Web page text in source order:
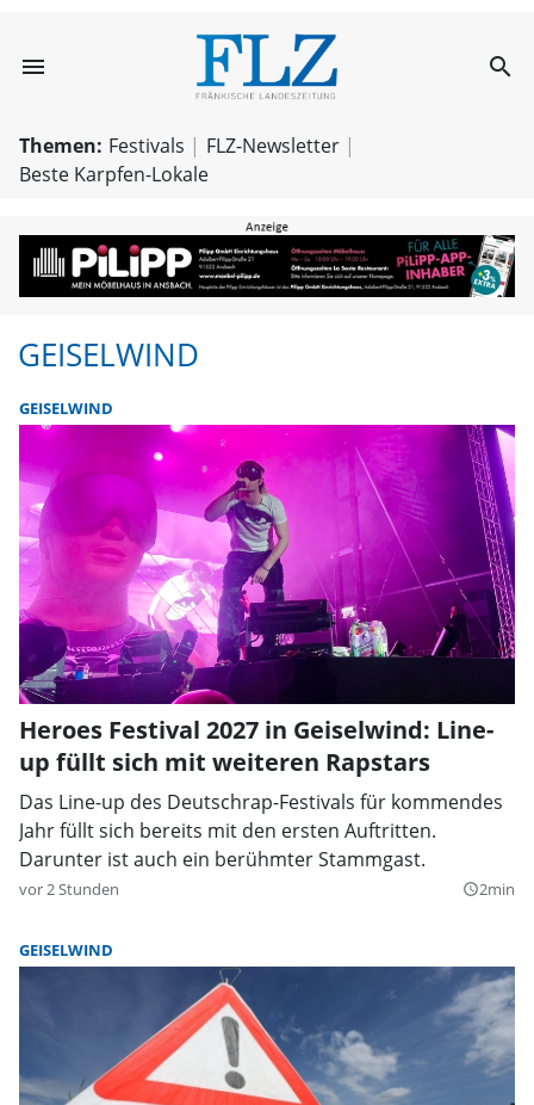
menu Geiselwind | search
Themen: Festivals
FLZ-Newsletter
Beste Karpfen-Lokale
GEISELWIND
GEISELWIND
Heroes Festival 2027 in Geiselwind: Line-
up füllt sich mit weiteren Rapstars
Das Line-up des Deutschrap-Festivals für kommendes
Jahr füllt sich bereits mit den ersten Auftritten.
Darunter ist auch ein berühmter Stammgast.
vor 2 Stunden query_builder2min
GEISELWIND